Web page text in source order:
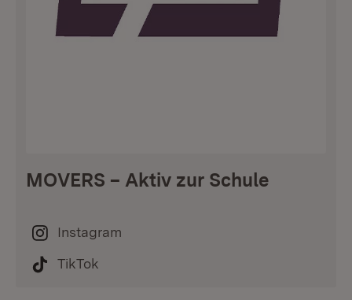
MOVERS – Aktiv zur Schule
Instagram
TikTok